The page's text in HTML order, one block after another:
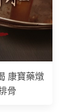
康寶藥燉
骨